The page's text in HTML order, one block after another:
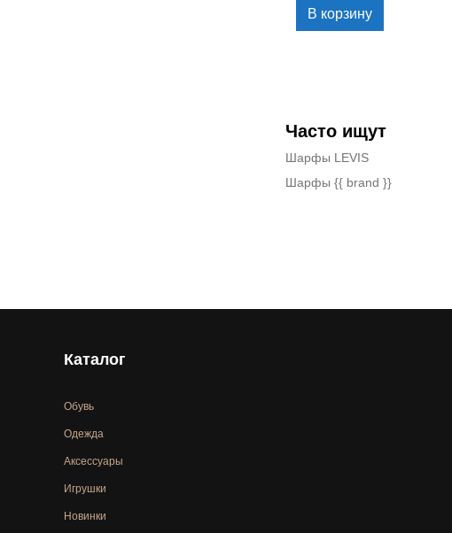
В корзину
Часто ищут
Шарфы LEVIS
Шарфы {{ brand }}
Каталог
Обувь
Одежда
Аксессуары
Игрушки
Новинки